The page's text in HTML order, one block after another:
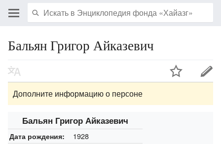
Бальян Григор Айказевич
Дополните информацию о персоне
Бальян Григор Айказевич
Дата рождения: 1928